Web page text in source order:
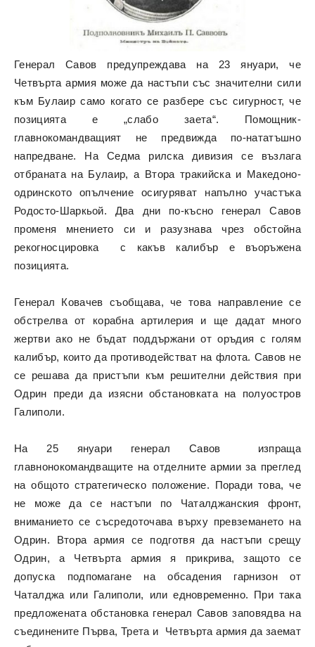
Генерал Савов предупреждава на 23 януари, че
Четвърта армия може да настъпи със значителни сили
към Булаир само когато се разбере със сигурност, че
позицията е „слабо заета“. Помощник-
главнокомандващият не предвижда по-нататъшно
напредване. На Седма рилска дивизия се възлага
отбраната на Булаир, а Втора тракийска и Македоно-
одринското опълчение осигуряват напълно участъка
Родосто-Шаркьой. Два дни по-късно генерал Савов
променя мнението си и разузнава чрез обстойна
рекогносцировка с какъв калибър е въоръжена
позицията.
Генерал Ковачев съобщава, че това направление се
обстрелва от корабна артилерия и ще дадат много
жертви ако не бъдат поддържани от оръдия с голям
калибър, които да противодействат на флота. Савов не
се решава да пристъпи към решителни действия при
Одрин преди да изясни обстановката на полуостров
Галиполи.
На 25 януари генерал Савов изпраща
главнонокомандващите на отделните армии за преглед
на общото стратегическо положение. Поради това, че
не може да се настъпи по Чаталджанския фронт,
вниманието се съсредоточава върху превземането на
Одрин. Втора армия се подготвя да настъпи срещу
Одрин, а Четвърта армия я прикрива, защото се
допуска подпомагане на обсадения гарнизон от
Чаталджа или Галиполи, или едновременно. При така
предложената обстановка генерал Савов заповядва на
съединените Първа, Трета и Четвърта армия да заемат